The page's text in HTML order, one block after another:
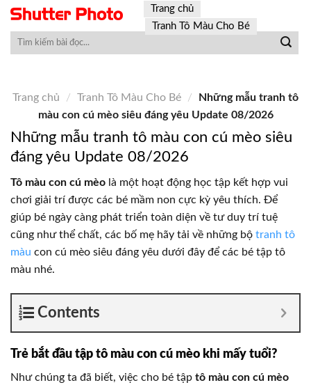
Skip
content
Trang chủ
Tranh Tô Màu Cho Bé
Trang chủ / Tranh Tô Màu Cho Bé /
Những mẫu tranh tô
màu con cú mèo siêu đáng yêu Update 08/2026
Những mẫu tranh tô màu con cú mèo siêu
đáng yêu Update 08/2026
Tô màu con cú mèo là một hoạt động học tập kết hợp vui
chơi giải trí được các bé mầm non cực kỳ yêu thích. Để
giúp bé ngày càng phát triển toàn diện về tư duy trí tuệ
cũng như thể chất, các bố mẹ hãy tải về những bộ tranh tô
màu con cú mèo siêu đáng yêu dưới đây để các bé tập tô
màu nhé.
Contents
Trẻ bắt đầu tập tô màu con cú mèo khi mấy tuổi?
Như chúng ta đã biết, việc cho bé tập tô màu con cú mèo